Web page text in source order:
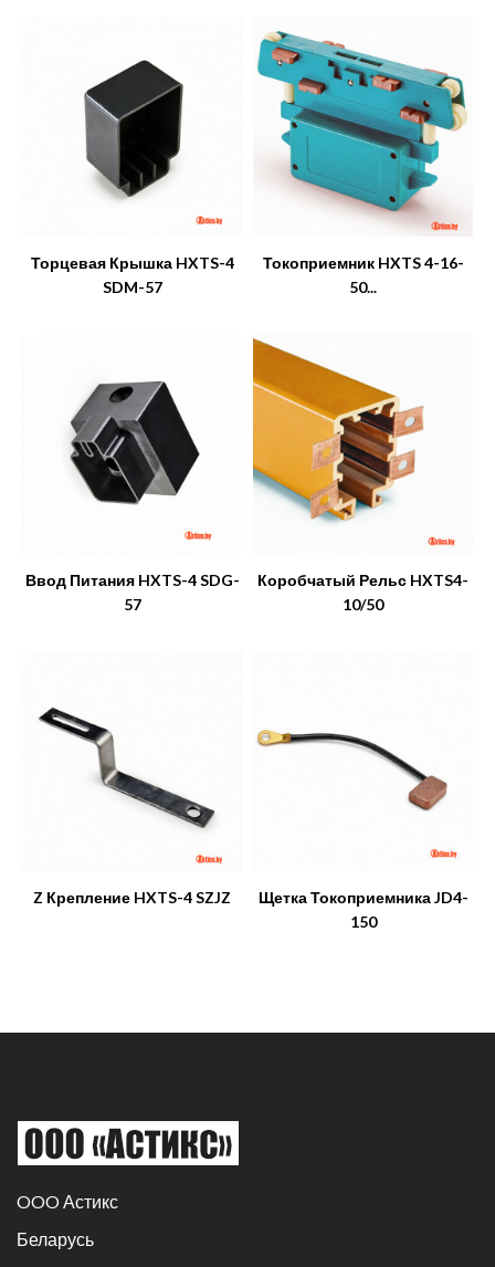
Торцевая Крышка HXTS-4
SDM-57
Токоприемник HXTS 4-16-
50...
Ввод Питания HXTS-4 SDG-
57
Коробчатый Рельс HXTS4-
10/50
Z Крепление HXTS-4 SZJZ
Щетка Токоприемника JD4-
150
OOO Астикс
Беларусь